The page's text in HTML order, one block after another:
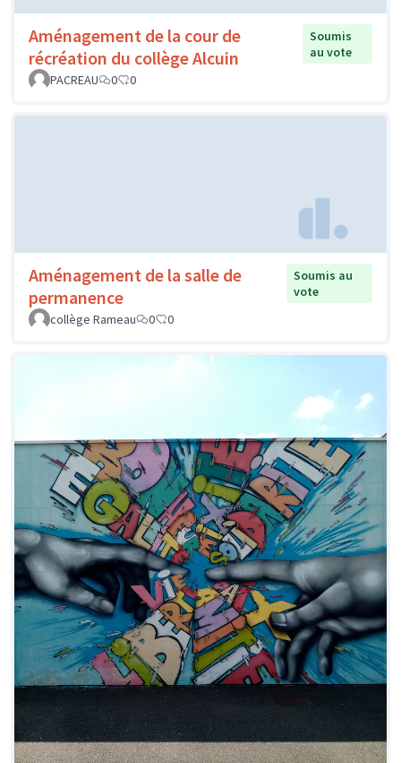
Aménagement de la cour de
récréation du collège Alcuin
Soumis
au vote
PACREAU
0 0
Aménagement de la salle de
permanence
Soumis au
vote
collège Rameau
0 0